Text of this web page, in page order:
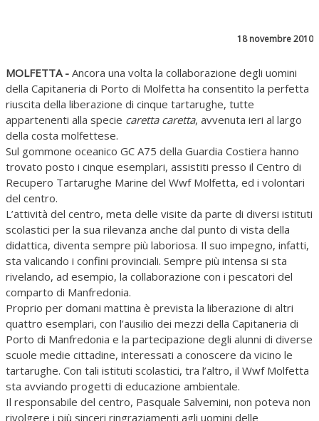
18 novembre 2010
MOLFETTA - Ancora una volta la collaborazione degli uomini
della Capitaneria di Porto di Molfetta ha consentito la perfetta
riuscita della liberazione di cinque tartarughe, tutte
appartenenti alla specie caretta caretta, avvenuta ieri al largo
della costa molfettese.
Sul gommone oceanico GC A75 della Guardia Costiera hanno
trovato posto i cinque esemplari, assistiti presso il Centro di
Recupero Tartarughe Marine del Wwf Molfetta, ed i volontari
del centro.
L’attività del centro, meta delle visite da parte di diversi istituti
scolastici per la sua rilevanza anche dal punto di vista della
didattica, diventa sempre più laboriosa. Il suo impegno, infatti,
sta valicando i confini provinciali. Sempre più intensa si sta
rivelando, ad esempio, la collaborazione con i pescatori del
comparto di Manfredonia.
Proprio per domani mattina è prevista la liberazione di altri
quattro esemplari, con l’ausilio dei mezzi della Capitaneria di
Porto di Manfredonia e la partecipazione degli alunni di diverse
scuole medie cittadine, interessati a conoscere da vicino le
tartarughe. Con tali istituti scolastici, tra l’altro, il Wwf Molfetta
sta avviando progetti di educazione ambientale.
Il responsabile del centro, Pasquale Salvemini, non poteva non
rivolgere i più sinceri ringraziamenti agli uomini delle